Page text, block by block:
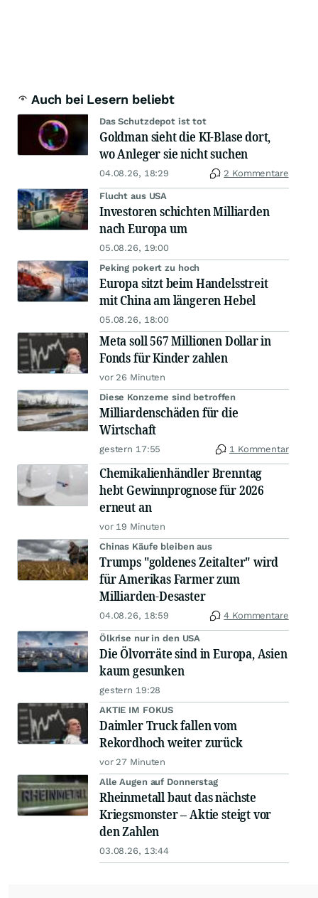
Auch bei Lesern beliebt
Das Schutzdepot ist tot
Goldman sieht die KI-Blase dort,
wo Anleger sie nicht suchen
04.08.26, 18:29 2 Kommentare
Flucht aus USA
Investoren schichten Milliarden
nach Europa um
05.08.26, 19:00
Peking pokert zu hoch
Europa sitzt beim Handelsstreit
mit China am längeren Hebel
05.08.26, 18:00
Meta soll 567 Millionen Dollar in
Fonds für Kinder zahlen
vor 26 Minuten
Diese Konzerne sind betroffen
Milliardenschäden für die
Wirtschaft
gestern 17:55 1 Kommentar
Chemikalienhändler Brenntag
hebt Gewinnprognose für 2026
erneut an
vor 19 Minuten
Chinas Käufe bleiben aus
Trumps "goldenes Zeitalter" wird
für Amerikas Farmer zum
Milliarden-Desaster
04.08.26, 18:59 4 Kommentare
Ölkrise nur in den USA
Die Ölvorräte sind in Europa, Asien
kaum gesunken
gestern 19:28
AKTIE IM FOKUS
Daimler Truck fallen vom
Rekordhoch weiter zurück
vor 27 Minuten
Alle Augen auf Donnerstag
Rheinmetall baut das nächste
Kriegsmonster – Aktie steigt vor
den Zahlen
03.08.26, 13:44